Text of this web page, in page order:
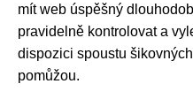
mít web úspěšný
pravidelně kontrolovat a
dispozici spoustu
pomůžou.